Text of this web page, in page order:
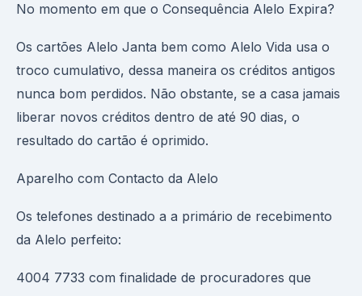
No momento em que o Consequência Alelo Expira?
Os cartões Alelo Janta bem como Alelo Vida usa o
troco cumulativo, dessa maneira os créditos antigos
nunca bom perdidos. Não obstante, se a casa jamais
liberar novos créditos dentro de até 90 dias, o
resultado do cartão é oprimido.
Aparelho com Contacto da Alelo
Os telefones destinado a a primário de recebimento
da Alelo perfeito:
4004 7733 com finalidade de procuradores que